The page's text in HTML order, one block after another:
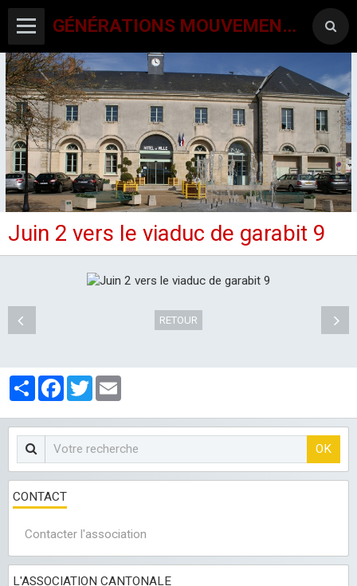
GÉNÉRATIONS MOUVEMENT INTERCLUBS CHAMPAGNE CONLINOISE
ACCUEIL
CANTON-ACTIVITES
AGENDA PAR ACTIVITE
LES CLUBS
Juin 2 vers le viaduc de garabit 9
RETOUR
PartagerFacebook
Twitter
OK
CONTACT
Contacter l'association
L'ASSOCIATION CANTONALE